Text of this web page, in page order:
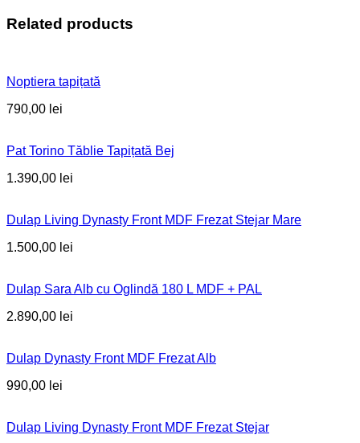
Related products
Noptiera tapițată
790,00 lei
Pat Torino Tăblie Tapițată Bej
1.390,00 lei
Dulap Living Dynasty Front MDF Frezat Stejar Mare
1.500,00 lei
Dulap Sara Alb cu Oglindă 180 L MDF + PAL
2.890,00 lei
Dulap Dynasty Front MDF Frezat Alb
990,00 lei
Dulap Living Dynasty Front MDF Frezat Stejar